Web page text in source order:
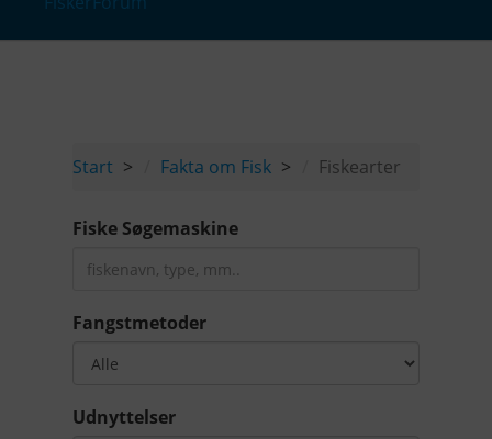
Start Fakta om Fisk Fiskearter
Fiske Søgemaskine
Fangstmetoder
Udnyttelser